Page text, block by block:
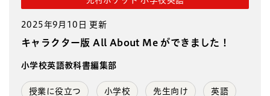
2025年9月10日 更新
キャラクター版 All About Me ができました！
小学校英語教科書編集部
授業に役立つ 小学校 先生向け 英語